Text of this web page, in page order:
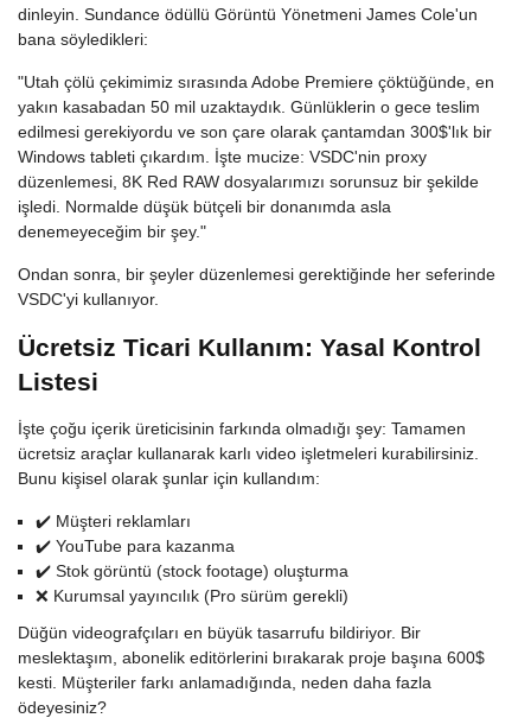
dinleyin. Sundance ödüllü Görüntü Yönetmeni James Cole'un
bana söyledikleri:
"Utah çölü çekimimiz sırasında Adobe Premiere çöktüğünde, en
yakın kasabadan 50 mil uzaktaydık. Günlüklerin o gece teslim
edilmesi gerekiyordu ve son çare olarak çantamdan 300$'lık bir
Windows tableti çıkardım. İşte mucize: VSDC'nin proxy
düzenlemesi, 8K Red RAW dosyalarımızı sorunsuz bir şekilde
işledi. Normalde düşük bütçeli bir donanımda asla
denemeyeceğim bir şey."
Ondan sonra, bir şeyler düzenlemesi gerektiğinde her seferinde
VSDC'yi kullanıyor.
Ücretsiz Ticari Kullanım: Yasal Kontrol
Listesi
İşte çoğu içerik üreticisinin farkında olmadığı şey: Tamamen
ücretsiz araçlar kullanarak karlı video işletmeleri kurabilirsiniz.
Bunu kişisel olarak şunlar için kullandım:
✔️ Müşteri reklamları
✔️ YouTube para kazanma
✔️ Stok görüntü (stock footage) oluşturma
❌ Kurumsal yayıncılık (Pro sürüm gerekli)
Düğün videografçıları en büyük tasarrufu bildiriyor. Bir
meslektaşım, abonelik editörlerini bırakarak proje başına 600$
kesti. Müşteriler farkı anlamadığında, neden daha fazla
ödeyesiniz?